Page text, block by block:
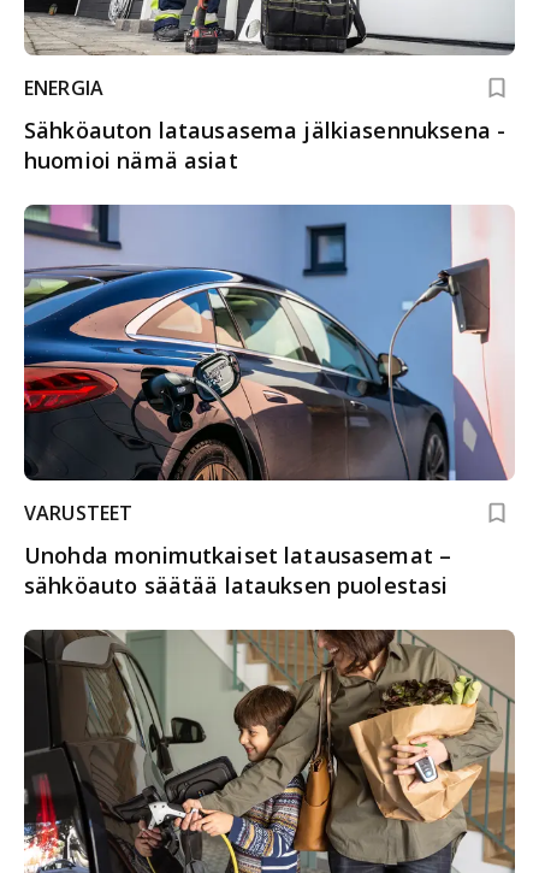
ENERGIA
Sähköauton latausasema jälkiasennuksena -
huomioi nämä asiat
VARUSTEET
Unohda monimutkaiset latausasemat –
sähköauto säätää latauksen puolestasi